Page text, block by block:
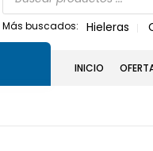
Más buscados: Hieleras
INICIO